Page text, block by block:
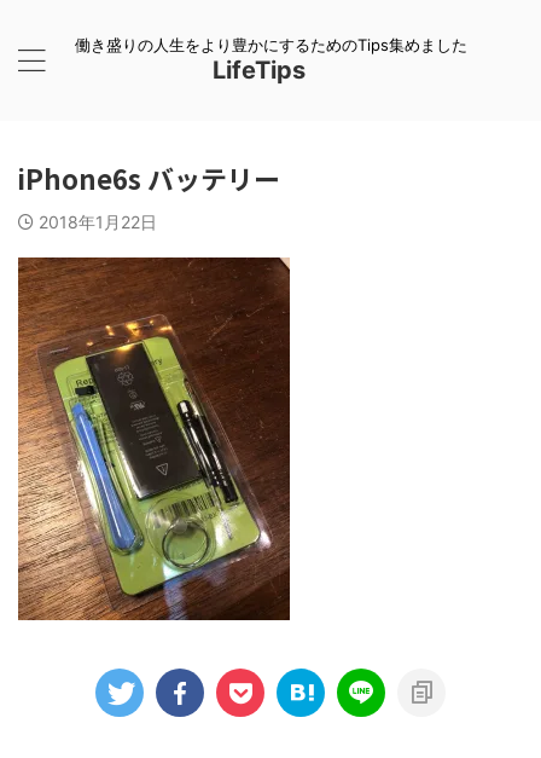
働き盛りの人生をより豊かにするためのTips集めました
LifeTips
iPhone6s バッテリー
2018年1月22日